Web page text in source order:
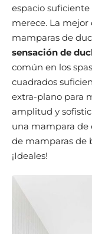
espacio
merece. La mejor
mamparas de
sensación de
común en los
cuadrados
extra-plano para
amplitud y
una mampara de
de mamparas de
¡Ideales!